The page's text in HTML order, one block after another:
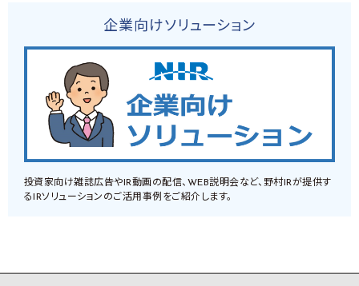
企業向けソリューション
投資家向け雑誌広告やIR動画の配信、WEB説明会など、野村IRが提供す
るIRソリューションのご活用事例をご紹介します。